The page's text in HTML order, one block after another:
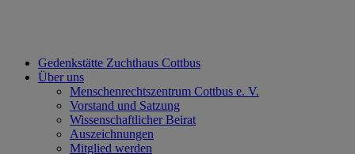
Gedenkstätte Zuchthaus Cottbus
Über uns
Menschenrechtszentrum Cottbus e. V.
Vorstand und Satzung
Wissenschaftlicher Beirat
Auszeichnungen
Mitglied werden